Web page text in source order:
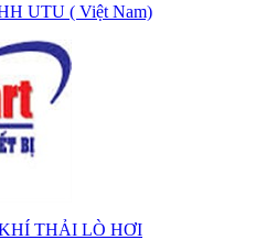
UTU ( Việt Nam)
THẢI LÒ HƠI